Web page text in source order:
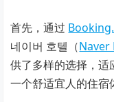
首先，通过
네이버 호텔（Naver
供了多样的选择，
一个舒适宜人的住宿